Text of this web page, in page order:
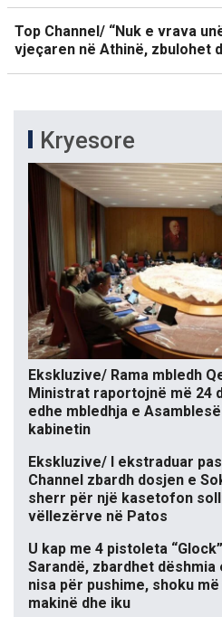
Top Channel/ “Nuk e vrava
vjeçaren në Athinë, zbulohet
Kryesore
Ekskluzive/ Rama mbledh
Ministrat raportojnë më 24
edhe mbledhja e
kabinetin
Ekskluzive/ I ekstraduar
Channel zbardh dosjen e
sherr për një kasetofon
vëllezërve në Patos
U kap me 4 pistoleta
Sarandë, zbardhet dëshmia
nisa për pushime, shoku
makinë dhe iku